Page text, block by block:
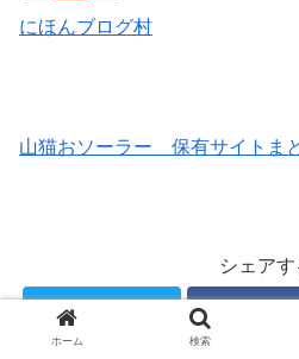
にほんブログ村
山猫おソーラー 保有サイトま
シェアす
ホーム 検索